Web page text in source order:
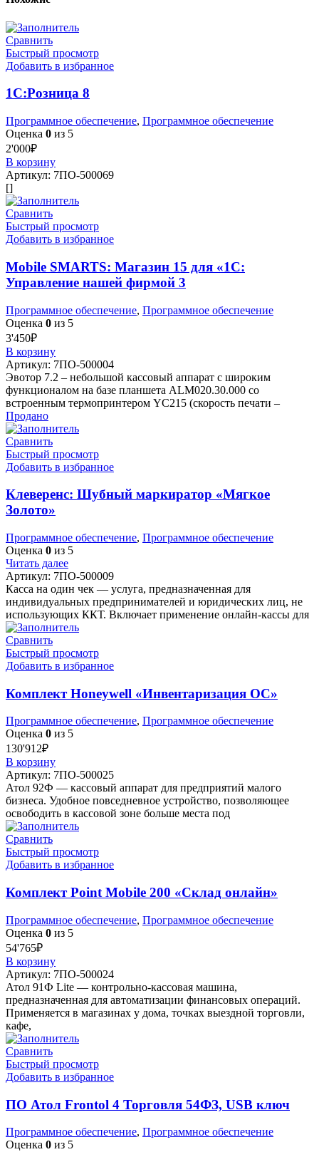
Сравнить
Быстрый просмотр
Добавить в избранное
1С:Розница 8
Программное обеспечение, Программное обеспечение
Оценка 0 из 5
2'000₽
В корзину
Артикул: 7ПО-500069
[]
Сравнить
Быстрый просмотр
Добавить в избранное
Mobile SMARTS: Магазин 15 для «1С:
Управление нашей фирмой 3
Программное обеспечение, Программное обеспечение
Оценка 0 из 5
3'450₽
В корзину
Артикул: 7ПО-500004
Эвотор 7.2 – небольшой кассовый аппарат с широким
функционалом на базе планшета ALM020.30.000 со
встроенным термопринтером YC215 (скорость печати –
Продано
Сравнить
Быстрый просмотр
Добавить в избранное
Клеверенс: Шубный маркиратор «Мягкое
Золото»
Программное обеспечение, Программное обеспечение
Оценка 0 из 5
Читать далее
Артикул: 7ПО-500009
Касса на один чек — услуга, предназначенная для
индивидуальных предпринимателей и юридических лиц, не
использующих ККТ. Включает применение онлайн-кассы для
Сравнить
Быстрый просмотр
Добавить в избранное
Комплект Honeywell «Инвентаризация ОС»
Программное обеспечение, Программное обеспечение
Оценка 0 из 5
130'912₽
В корзину
Артикул: 7ПО-500025
Атол 92Ф — кассовый аппарат для предприятий малого
бизнеса. Удобное повседневное устройство, позволяющее
освободить в кассовой зоне больше места под
Сравнить
Быстрый просмотр
Добавить в избранное
Комплект Point Mobile 200 «Склад онлайн»
Программное обеспечение, Программное обеспечение
Оценка 0 из 5
54'765₽
В корзину
Артикул: 7ПО-500024
Атол 91Ф Lite — контрольно-кассовая машина,
предназначенная для автоматизации финансовых операций.
Применяется в магазинах у дома, точках выездной торговли,
кафе,
Сравнить
Быстрый просмотр
Добавить в избранное
ПО Атол Frontol 4 Торговля 54ФЗ, USB ключ
Программное обеспечение, Программное обеспечение
Оценка 0 из 5